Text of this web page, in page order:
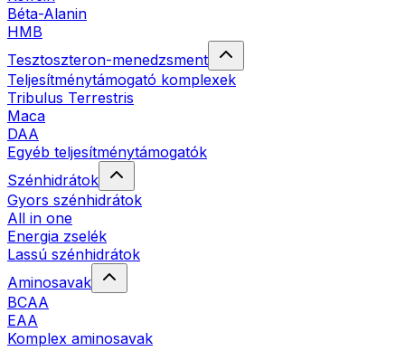
Béta-Alanin
HMB
Tesztoszteron-menedzsment
Teljesítménytámogató komplexek
Tribulus Terrestris
Maca
DAA
Egyéb teljesítménytámogatók
Szénhidrátok
Gyors szénhidrátok
All in one
Energia zselék
Lassú szénhidrátok
Aminosavak
BCAA
EAA
Komplex aminosavak